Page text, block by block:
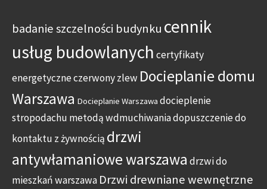
badanie szczelności budynku cennik
usług budowlanych certyfikaty
energetyczneczerwony zlew Docieplanie domu
Warszawa Docieplanie Warszawa docieplenie
stropodachu metodą wdmuchiwaniadopuszczenie do
kontaktu z żywnością drzwi
antywłamaniowe warszawa drzwi do
mieszkań warszawa Drzwi drewniane wewnętrzne